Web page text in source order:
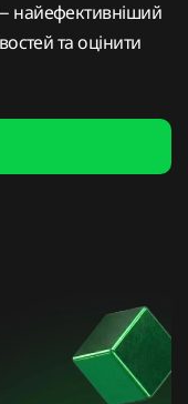
найефективніший
та оцінити